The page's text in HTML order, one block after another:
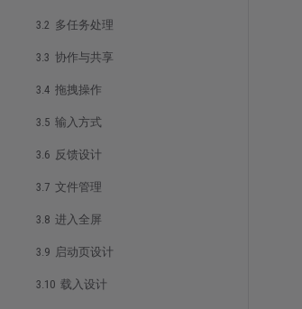
3.2 多任务处理
3.3 协作与共享
3.4 拖拽操作
3.5 输入方式
3.6 反馈设计
3.7 文件管理
3.8 进入全屏
3.9 启动页设计
3.10 载入设计